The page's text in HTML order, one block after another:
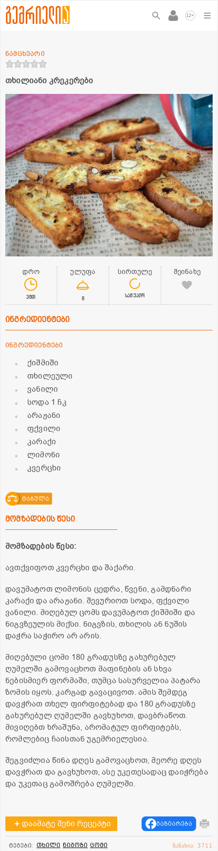
12+
თხილიანი კრეკერები
ნამცხვარი
დრო
3წთ
ულუფა
8
სირთულე
საშუალო
შეინახე
ინგრედიენტები
ინგრედიენტები
ქიშმიში
თხილეული
ვანილი
სოდა 1 ჩკ
არაჟანი
ფქვილი
კარაქი
ლიმონი
კვერცხი
ტაბულა
მომზადების წესი
მომზადების წესი:
ავთქვიფოთ კვერცხი და შაქარი.
დავუმატოთ ლიმონის ცედრა, წვენი, გამდნარი
კარაქი და არაჟანი. შევურიოთ სოდა, ფქვილი
ვანილი. მიღებულ ცომს დავუმატოთ ქიშმიში და
ნიგვზეულის მიქსი. ნიგვზის, თხილის ან ნუშის
დაჭრა საჭირო არ არის.
მიღებული ცომი 180 გრადუსზე გახურებულ
ღუმელში გამოვაცხოთ მაფინების ან სხვა
ნებისმიერ ფორმაში, თუმცა სასურველია პატარა
ზომის იყოს. კარგად გავაცივოთ. ამის შემდეგ
დავჭრათ თხელ ფირფიტებად და 180 გრადუსზე
გახურებულ ღუმელში გავხუხოთ, დავბრაწოთ.
მივიღებთ ხრაშუნა, არომატულ ფირფიტებს,
რომლებიც ჩაისთან უგემრიელესია.
შეგვიძლია წინა დღეს გამოვაცხოთ, მეორე დღეს
დავჭრათ და გავხუხოთ, ასე უკეთესადაც დაიჭრება
და უკეთაც გამოშრება ღუმელში.
დაამატე შენი რეცეპტი გაზიარება
ტეგები: თხილი ნიგოზი ცომი ნანახია: 3711